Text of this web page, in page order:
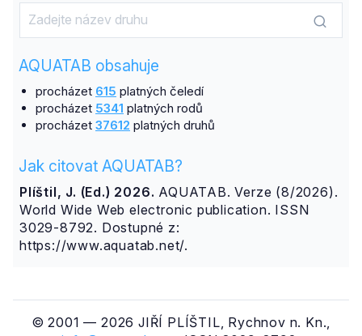
AQUATAB obsahuje
procházet 615 platných čeledí
procházet 5341 platných rodů
procházet 37612 platných druhů
Jak citovat AQUATAB?
Plíštil, J. (Ed.) 2026. AQUATAB. Verze (8/2026).
World Wide Web electronic publication. ISSN
3029-8792. Dostupné z:
https://www.aquatab.net/.
© 2001 — 2026 JIŘÍ PLÍŠTIL, Rychnov n. Kn.,